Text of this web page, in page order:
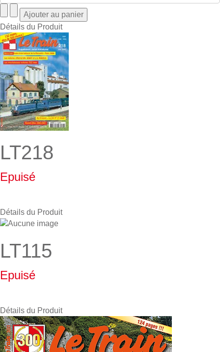
Détails du Produit
LT218
Epuisé
Détails du Produit
LT115
Epuisé
Détails du Produit